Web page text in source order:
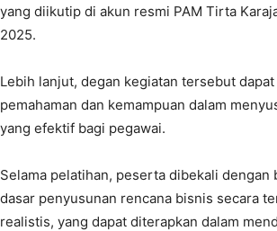
yang diikutip di akun resmi PAM Tirta
2025.
Lebih lanjut, degan kegiatan tersebut
pemahaman dan kemampuan dalam
yang efektif bagi pegawai.
Selama pelatihan, peserta dibekali dengan
dasar penyusunan rencana bisnis secara
realistis, yang dapat diterapkan dalam